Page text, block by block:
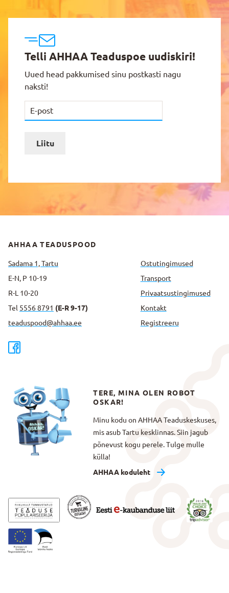
Telli AHHAA Teaduspoe uudiskiri!
Uued head pakkumised sinu postkasti nagu
naksti!
Liitu
AHHAA TEADUSPOOD
Sadama 1, Tartu
E-N, P 10-19
R-L 10-20
Tel 5556 8791 (E-R 9-17)
teaduspood@ahhaa.ee
Ostutingimused
Transport
Privaatsus­tingimused
Kontakt
Registreeru
TERE, MINA OLEN ROBOT
OSKAR!
Minu kodu on AHHAA Teaduskeskuses,
mis asub Tartu kesklinnas. Siin jagub
põnevust kogu perele. Tulge mulle
külla!
AHHAA koduleht